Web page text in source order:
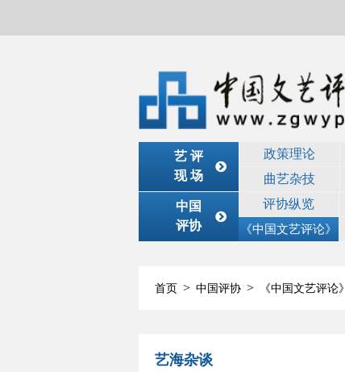
艺 评
现 场
政策理论
曲艺杂技
中国
评协
评协纵览
《中国文艺评论》
首页 > 中国评协 > 《中国文艺评论》
艺海杂谈